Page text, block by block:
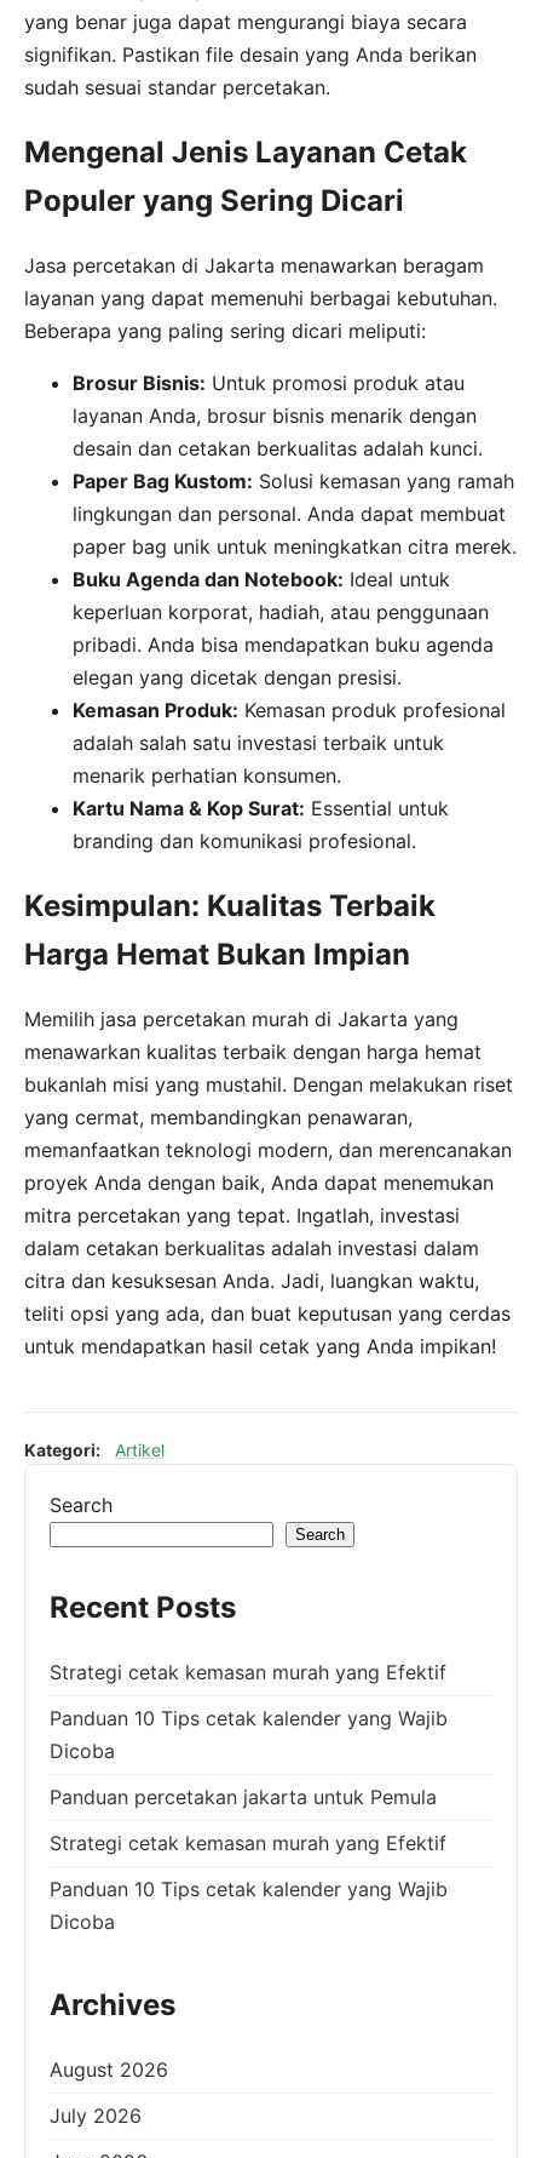
yang benar juga dapat mengurangi biaya secara
signifikan. Pastikan file desain yang Anda berikan
sudah sesuai standar percetakan.
Mengenal Jenis Layanan Cetak
Populer yang Sering Dicari
Jasa percetakan di Jakarta menawarkan beragam
layanan yang dapat memenuhi berbagai kebutuhan.
Beberapa yang paling sering dicari meliputi:
Brosur Bisnis: Untuk promosi produk atau
layanan Anda, brosur bisnis menarik dengan
desain dan cetakan berkualitas adalah kunci.
Paper Bag Kustom: Solusi kemasan yang ramah
lingkungan dan personal. Anda dapat membuat
paper bag unik untuk meningkatkan citra merek.
Buku Agenda dan Notebook: Ideal untuk
keperluan korporat, hadiah, atau penggunaan
pribadi. Anda bisa mendapatkan buku agenda
elegan yang dicetak dengan presisi.
Kemasan Produk: Kemasan produk profesional
adalah salah satu investasi terbaik untuk
menarik perhatian konsumen.
Kartu Nama & Kop Surat: Essential untuk
branding dan komunikasi profesional.
Kesimpulan: Kualitas Terbaik
Harga Hemat Bukan Impian
Memilih jasa percetakan murah di Jakarta yang
menawarkan kualitas terbaik dengan harga hemat
bukanlah misi yang mustahil. Dengan melakukan riset
yang cermat, membandingkan penawaran,
memanfaatkan teknologi modern, dan merencanakan
proyek Anda dengan baik, Anda dapat menemukan
mitra percetakan yang tepat. Ingatlah, investasi
dalam cetakan berkualitas adalah investasi dalam
citra dan kesuksesan Anda. Jadi, luangkan waktu,
teliti opsi yang ada, dan buat keputusan yang cerdas
untuk mendapatkan hasil cetak yang Anda impikan!
Kategori: Artikel
Search
Search
Recent Posts
Strategi cetak kemasan murah yang Efektif
Panduan 10 Tips cetak kalender yang Wajib
Dicoba
Panduan percetakan jakarta untuk Pemula
Strategi cetak kemasan murah yang Efektif
Panduan 10 Tips cetak kalender yang Wajib
Dicoba
Archives
August 2026
July 2026